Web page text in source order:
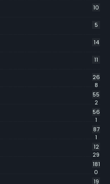
10
5
14
11
26
8
55
2
56
1
87
1
12
29
181
0
19